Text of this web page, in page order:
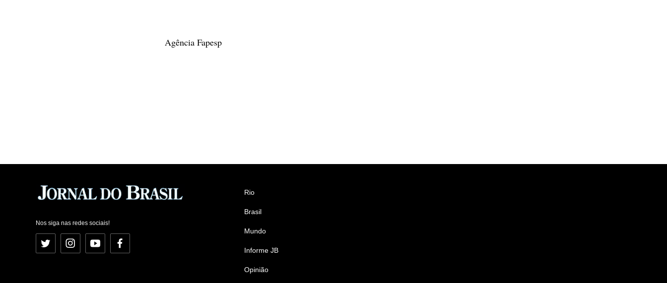
Agência Fapesp
Nos siga nas redes sociais!
Twitter InstagramYouTubeFacebook
Rio
Brasil
Mundo
Informe JB
Opinião